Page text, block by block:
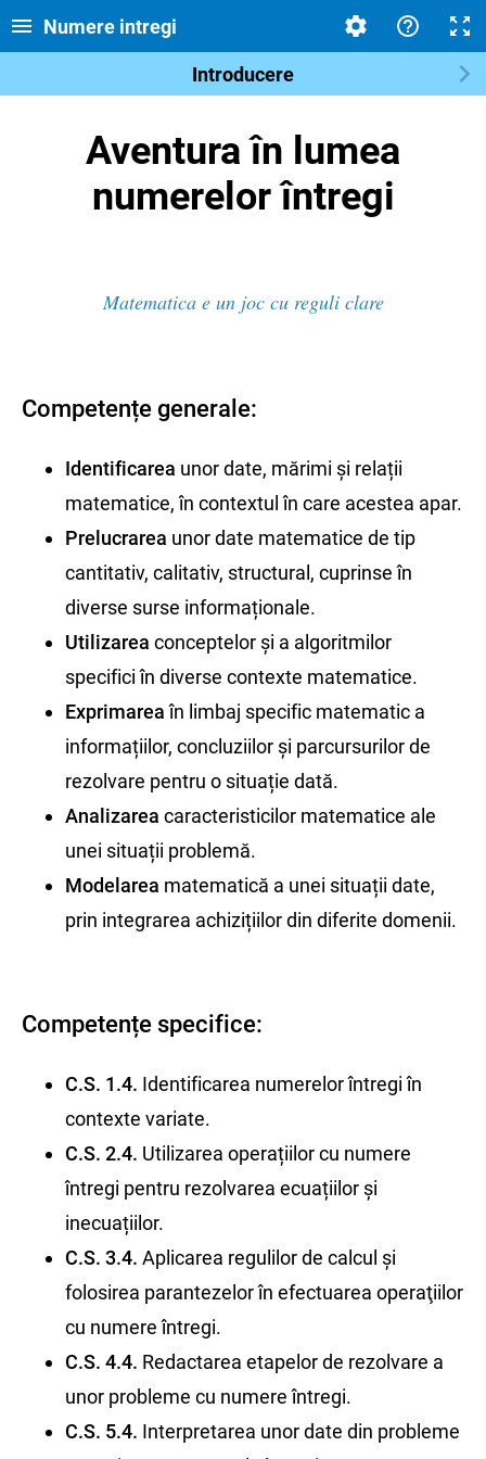
Numere intregi
Introducere
Aventura în lumea
numerelor întregi
Matematica e un joc cu reguli clare
Competențe generale:
Identificarea unor date, mărimi și relații
matematice, în contextul în care acestea apar.
Prelucrarea unor date matematice de tip
cantitativ, calitativ, structural, cuprinse în
diverse surse informaționale.
Utilizarea conceptelor și a algoritmilor
specifici în diverse contexte matematice.
Exprimareaîn limbaj specific matematic a
informațiilor, concluziilor și parcursurilor de
rezolvare pentru o situație dată.
Analizarea caracteristicilor matematice ale
unei situații problemă.
Modelarea matematică a unei situații date,
prin integrarea achizițiilor din diferite domenii.
Competențe specifice:
C.S. 1.4. Identificarea numerelor întregi în
contexte variate.
C.S. 2.4. Utilizarea operațiilor cu numere
întregi pentru rezolvarea ecuațiilor și
inecuațiilor.
C.S. 3.4. Aplicarea regulilor de calcul şi
folosirea parantezelor în efectuarea operaţiilor
cu numere întregi.
C.S. 4.4. Redactarea etapelor de rezolvare a
unor probleme cu numere întregi.
C.S. 5.4. Interpretarea unor date din probleme